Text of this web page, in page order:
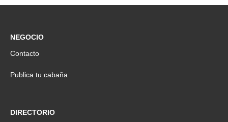
NEGOCIO
Contacto
Publica tu cabaña
DIRECTORIO